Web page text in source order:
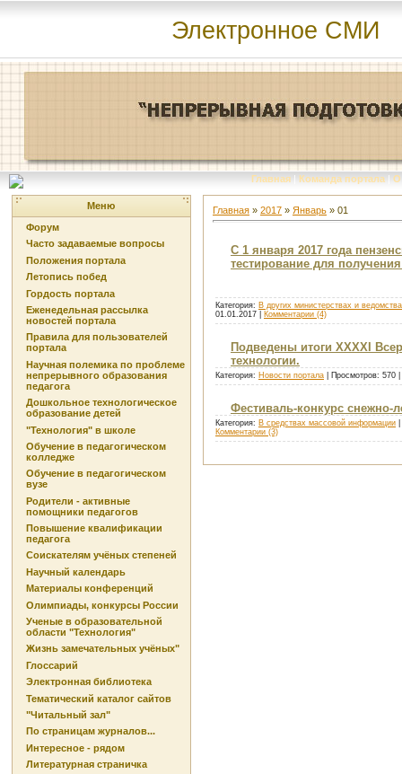
Электронное СМИ
Главная | Команда портала | О
Меню
Форум
Часто задаваемые вопросы
Положения портала
Летопись побед
Гордость портала
Еженедельная рассылка
новостей портала
Правила для пользователей
портала
Научная полемика по проблеме
непрерывного образования
педагога
Дошкольное технологическое
образование детей
"Технология" в школе
Обучение в педагогическом
колледже
Обучение в педагогическом
вузе
Родители - активные
помощники педагогов
Повышение квалификации
педагога
Соискателям учёных степеней
Научный календарь
Материалы конференций
Олимпиады, конкурсы России
Ученые в образовательной
области "Технология"
Жизнь замечательных учёных"
Глоссарий
Электронная библиотека
Тематический каталог сайтов
"Читальный зал"
По страницам журналов...
Интересное - рядом
Литературная страничка
Главная » 2017 » Январь » 01
С 1 января 2017 года
тестирование для
Категория: В других министерствах и
01.01.2017
Комментарии (4)
Подведены итоги XXXXI
технологии.
Категория: Новости портала | Просмотров: 570
Фестиваль-конкурс снежно-
Категория: В средствах массовой информации
Комментарии (3)